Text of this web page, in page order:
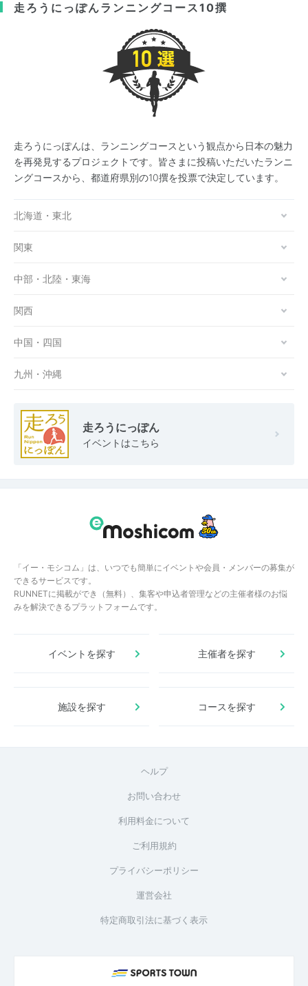
走ろうにっぽんランニングコース10撰
走ろうにっぽんは、ランニングコースという観点から日本の魅力
を再発見するプロジェクトです。皆さまに投稿いただいたランニ
ングコースから、都道府県別の10撰を投票で決定しています。
北海道・東北
関東
中部・北陸・東海
関西
中国・四国
九州・沖縄
走ろうにっぽん
イベントはこちら
「イー・モシコム」は、いつでも簡単にイベントや会員・メンバーの募集が
できるサービスです。
RUNNETに掲載ができ（無料）、集客や申込者管理などの主催者様のお悩
みを解決できるプラットフォームです。
イベントを探す 主催者を探す
施設を探す コースを探す
ヘルプ
お問い合わせ
利用料金について
ご利用規約
プライバシーポリシー
運営会社
特定商取引法に基づく表示